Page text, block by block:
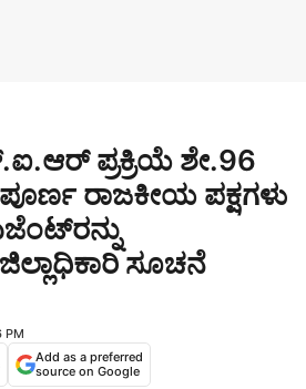
ಪ್ರಕ್ರಿಯೆ ಶೇ.96
ರಾಜಕೀಯ ಪಕ್ಷಗಳು
ಸೂಚನೆ
PM
Add as a preferred
source on Google